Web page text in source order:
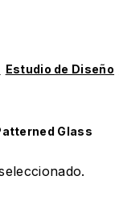
Estudio de Diseño
Glass